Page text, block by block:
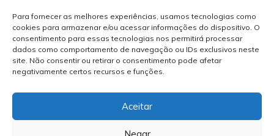
Para fornecer as melhores experiências, usamos tecnologias como
cookies para armazenar e/ou acessar informações do dispositivo. O
consentimento para essas tecnologias nos permitirá processar
dados como comportamento de navegação ou IDs exclusivos neste
site. Não consentir ou retirar o consentimento pode afetar
negativamente certos recursos e funções.
Aceitar
Negar